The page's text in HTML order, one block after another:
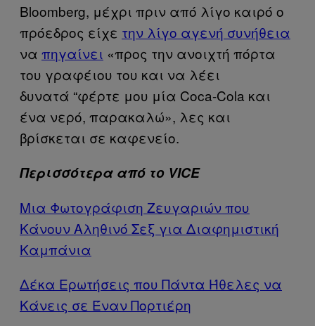
Bloomberg, μέχρι πριν από λίγο καιρό ο
πρόεδρος είχε την λίγο αγενή συνήθεια
να πηγαίνει «προς την ανοιχτή πόρτα
του γραφέιου του και να λέει
δυνατά “φέρτε μου μία Coca-Cola και
ένα νερό, παρακαλώ», λες και
βρίσκεται σε καφενείο.
Περισσότερα από το VICE
Μια Φωτογράφιση Ζευγαριών που
Κάνουν Αληθινό Σεξ για Διαφημιστική
Καμπάνια
Δέκα Ερωτήσεις που Πάντα Ήθελες να
Κάνεις σε Έναν Πορτιέρη